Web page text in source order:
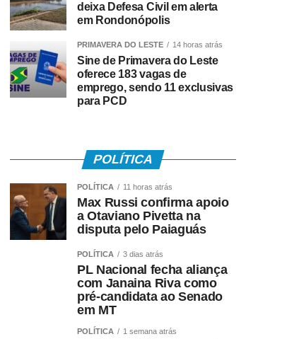
deixa Defesa Civil em alerta
em Rondonópolis
PRIMAVERA DO LESTE 14 horas atrás
Sine de Primavera do Leste
oferece 183 vagas de
emprego, sendo 11 exclusivas
para PCD
POLÍTICA
POLÍTICA 11 horas atrás
Max Russi confirma apoio
a Otaviano Pivetta na
disputa pelo Paiaguás
POLÍTICA 3 dias atrás
PL Nacional fecha aliança
com Janaina Riva como
pré-candidata ao Senado
em MT
POLÍTICA 1 semana atrás